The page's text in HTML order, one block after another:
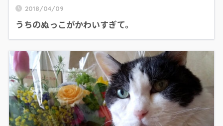
2018/04/09
うちのぬっこがかわいすぎて。